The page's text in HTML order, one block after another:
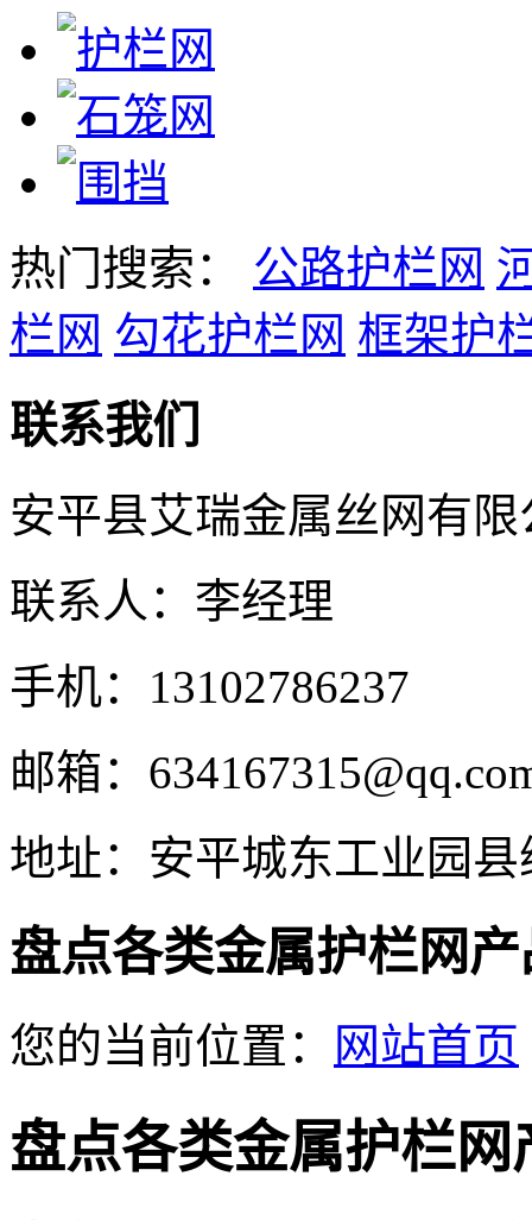
热门搜索： 公路护栏网
栏网 勾花护栏网 框架护
联系我们
安平县艾瑞金属丝网有限
联系人：李经理
手机：13102786237
邮箱：
地址：安平城东工业园县
盘点各类金属护栏网
您的当前位置： 网站首页
盘点各类金属护栏